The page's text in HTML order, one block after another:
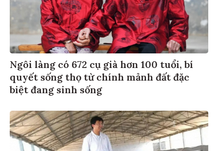
Ngôi làng có 672 cụ già hơn 100 tuổi, bí
quyết sống thọ từ chính mảnh đất đặc
biệt đang sinh sống